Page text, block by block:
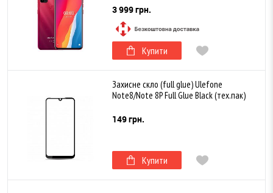
3 999 грн.
Купити
Захисне скло (full glue) Ulefone
Note8/Note 8P Full Glue Black (тех.пак)
149 грн.
Купити